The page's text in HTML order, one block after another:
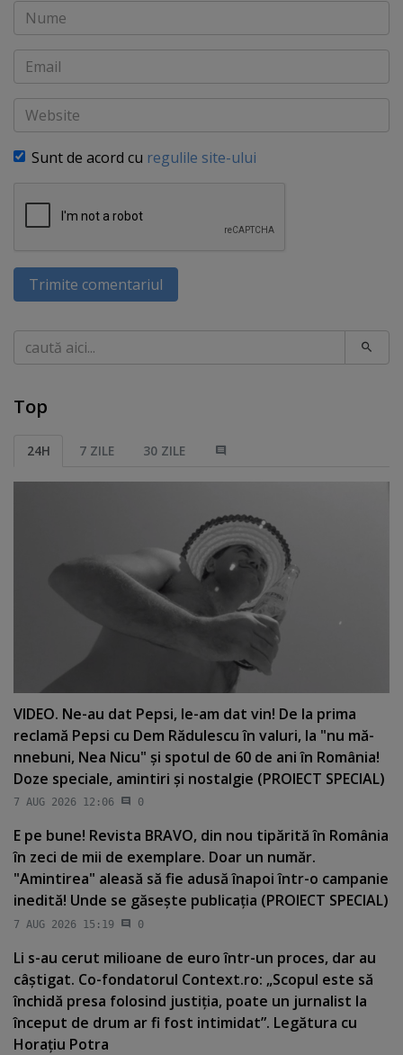
Nume
Email
Website
Sunt de acord cu regulile site-ului
Trimite comentariul
Caută
Top
24H 7 ZILE 30 ZILE
VIDEO. Ne-au dat Pepsi, le-am dat vin! De la prima
reclamă Pepsi cu Dem Rădulescu în valuri, la "nu mă-
nnebuni, Nea Nicu" şi spotul de 60 de ani în România!
Doze speciale, amintiri şi nostalgie (PROIECT SPECIAL)
7 AUG 2026 12:06 0
E pe bune! Revista BRAVO, din nou tipărită în România
în zeci de mii de exemplare. Doar un număr.
"Amintirea" aleasă să fie adusă înapoi într-o campanie
inedită! Unde se găseşte publicaţia (PROIECT SPECIAL)
7 AUG 2026 15:19 0
Li s-au cerut milioane de euro într-un proces, dar au
câştigat. Co-fondatorul Context.ro: „Scopul este să
închidă presa folosind justiţia, poate un jurnalist la
început de drum ar fi fost intimidat”. Legătura cu
Horaţiu Potra